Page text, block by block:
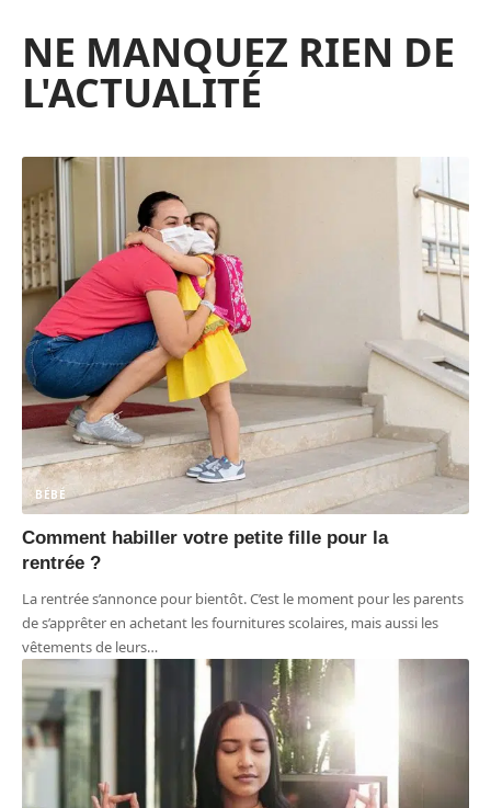
NE MANQUEZ RIEN DE
L'ACTUALITÉ
BÉBÉ
Comment habiller votre petite fille pour la
rentrée ?
La rentrée s’annonce pour bientôt. C’est le moment pour les parents
de s’apprêter en achetant les fournitures scolaires, mais aussi les
vêtements de leurs…